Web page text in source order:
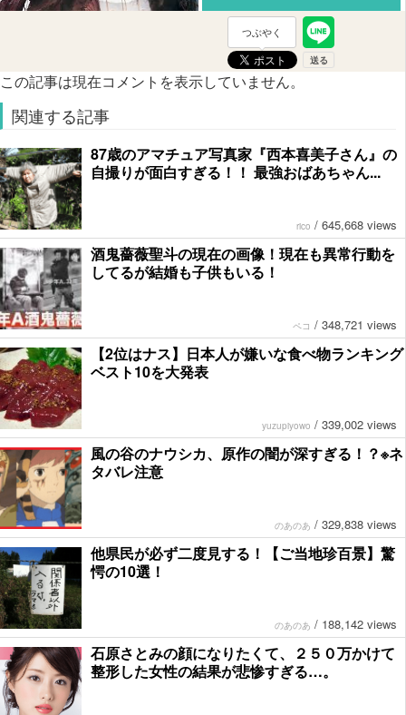
つぶやく
この記事は現在コメントを表示していません。
関連する記事
87歳のアマチュア写真家『西本喜美子さん』の
自撮りが面白すぎる！！ 最強おばあちゃん...
rico / 645,668 views
酒鬼薔薇聖斗の現在の画像！現在も異常行動を
してるが結婚も子供もいる！
ペコ / 348,721 views
【2位はナス】日本人が嫌いな食べ物ランキング
ベスト10を大発表
yuzupiyowo / 339,002 views
風の谷のナウシカ、原作の闇が深すぎる！？※ネ
タバレ注意
のあのあ / 329,838 views
他県民が必ず二度見する！【ご当地珍百景】驚
愕の10選！
のあのあ / 188,142 views
石原さとみの顔になりたくて、２５０万かけて
整形した女性の結果が悲惨すぎる…。